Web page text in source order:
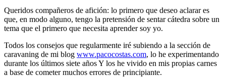
Queridos compañeros de afición: lo primero que deseo aclarar es
que, en modo alguno, tengo la pretensión de sentar cátedra sobre un
tema que el primero que necesita aprender soy yo.
Todos los consejos que regularmente iré subiendo a la sección de
caravaning de mi blog www.pacocostas.com, lo he experimentando
durante los últimos siete años Y los he vivido en mis propias carnes
a base de cometer muchos errores de principiante.